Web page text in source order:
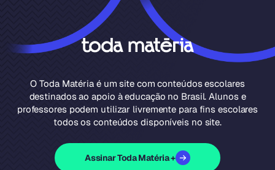
O Toda Matéria é um site com conteúdos escolares
destinados ao apoio à educação no Brasil. Alunos e
professores podem utilizar livremente para fins escolares
todos os conteúdos disponíveis no site.
Assinar Toda Matéria +